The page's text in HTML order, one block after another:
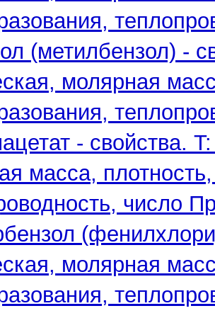
(метилбензол) -
молярная
- свойства.
масса,
число
молярная